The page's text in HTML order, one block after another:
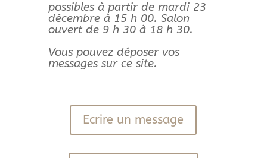
possibles à partir de mardi 23
décembre à 15 h 00. Salon
ouvert de 9 h 30 à 18 h 30.
Vous pouvez déposer vos
messages sur ce site.
Ecrire un message